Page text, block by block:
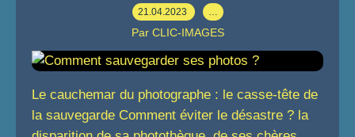
21.04.2023 …
Par CLIC-IMAGES
Le cauchemar du photographe : le casse-tête de
la sauvegarde Comment éviter le désastre ? la